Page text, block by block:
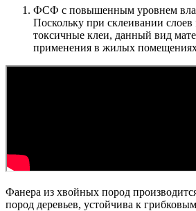
ФСФ с повышенным уровнем
Поскольку при склеивании слоев
токсичные клеи, данный вид
применения в жилых
Фанера из хвойных пород
пород деревьев, устойчива к